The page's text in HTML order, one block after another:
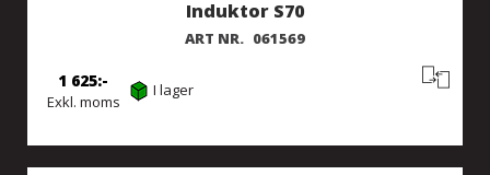
Induktor S70
ART NR. 061569
Exkl. moms
1 625 I lager